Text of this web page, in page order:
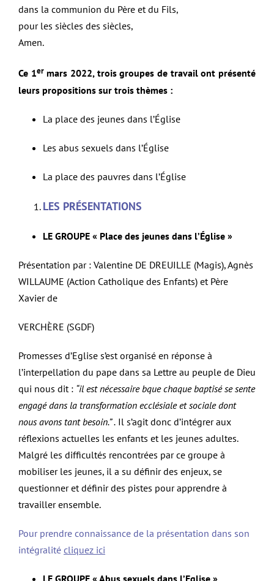
dans la communion du Père et du Fils,
pour les siècles des siècles,
Amen.
Ce 1ermars 2022, trois groupes de travail ont présenté
leurs propositions sur trois thèmes :
La place des jeunes dans l’Église
Les abus sexuels dans l’Église
La place des pauvres dans l’Église
LES PRÉSENTATIONS
LE GROUPE « Place des jeunes dans l’Église »
Présentation par : Valentine DE DREUILLE (Magis), Agnès
WILLAUME (Action Catholique des Enfants) et Père
Xavier de
VERCHÈRE (SGDF)
Promesses d’Eglise s’est organisé en réponse à
l’interpellation du pape dans sa Lettre au peuple de Dieu
qui nous dit : “il est nécessaire bque chaque baptisé se sente
engagé dans la transformation ecclésiale et sociale dont
nous avons tant besoin.” .Il s’agit donc d’intégrer aux
réflexions actuelles les enfants et les jeunes adultes.
Malgré les difficultés rencontrées par ce groupe à
mobiliser les jeunes, il a su définir des enjeux, se
questionner et définir des pistes pour apprendre à
travailler ensemble.
Pour prendre connaissance de la présentation dans son
intégralité cliquez ici
LE GROUPE « Abus sexuels dans l’Eglise »